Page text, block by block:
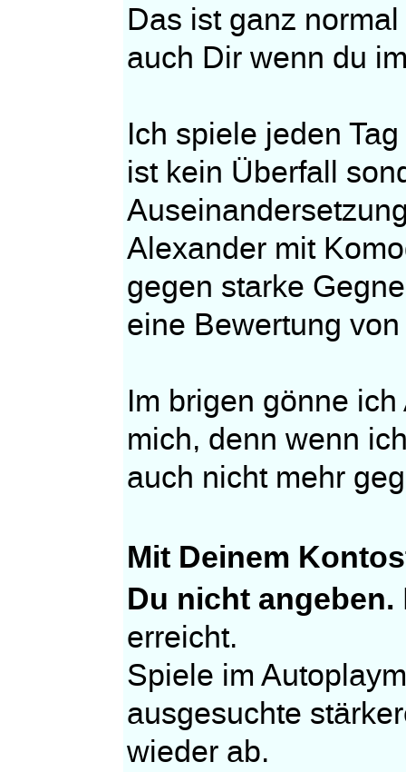
Das ist ganz
auch Dir wenn du
Ich spiele jeden
ist kein Überfall
Alexander mit
gegen starke
eine Bewertung
Im brigen gönne
mich, denn wenn
auch nicht mehr
Mit Deinem
Du nicht angeben.
erreicht.
Spiele im
ausgesuchte
wieder ab.